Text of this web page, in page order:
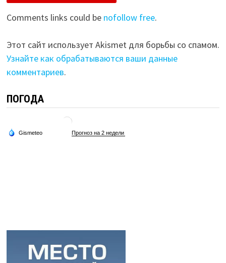
Comments links could be nofollow free.
Этот сайт использует Akismet для борьбы со спамом.
Узнайте как обрабатываются ваши данные
комментариев.
ПОГОДА